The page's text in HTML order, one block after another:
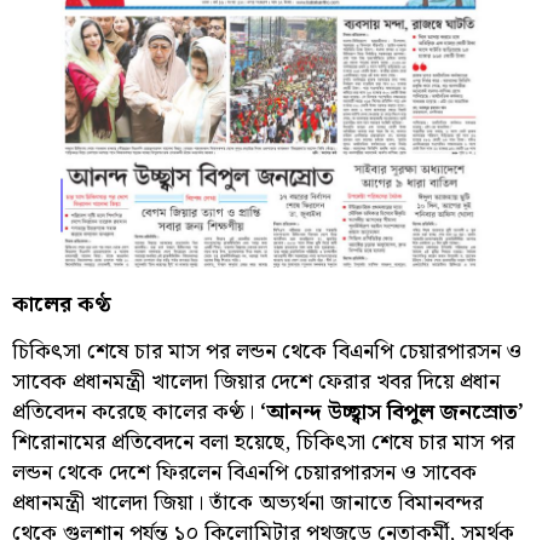
কালের কণ্ঠ
চিকিৎসা শেষে চার মাস পর লন্ডন থেকে বিএনপি চেয়ারপারসন ও
সাবেক প্রধানমন্ত্রী খালেদা জিয়ার দেশে ফেরার খবর দিয়ে প্রধান
প্রতিবেদন করেছে কালের কণ্ঠ। ‘আনন্দ উচ্ছ্বাস বিপুল জনস্রোত’
শিরোনামের প্রতিবেদনে বলা হয়েছে, চিকিৎসা শেষে চার মাস পর
লন্ডন থেকে দেশে ফিরলেন বিএনপি চেয়ারপারসন ও সাবেক
প্রধানমন্ত্রী খালেদা জিয়া। তাঁকে অভ্যর্থনা জানাতে বিমানবন্দর